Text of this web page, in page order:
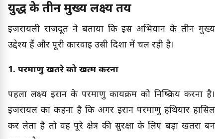
युद्ध के तीन मुख्य लक्ष्य तय
इजरायली राजदूत ने बताया कि इस अभियान के तीन मुख्य
उद्देश्य हैं और पूरी कार्रवाई उसी दिशा में चल रही है।
1. परमाणु खतरे को खत्म करना
पहला लक्ष्य ईरान के परमाणु कार्यक्रम को निष्क्रिय करना है।
इजरायल का कहना है कि अगर ईरान परमाणु हथियार हासिल
कर लेता है तो वह पूरे क्षेत्र की सुरक्षा के लिए बड़ा खतरा बन